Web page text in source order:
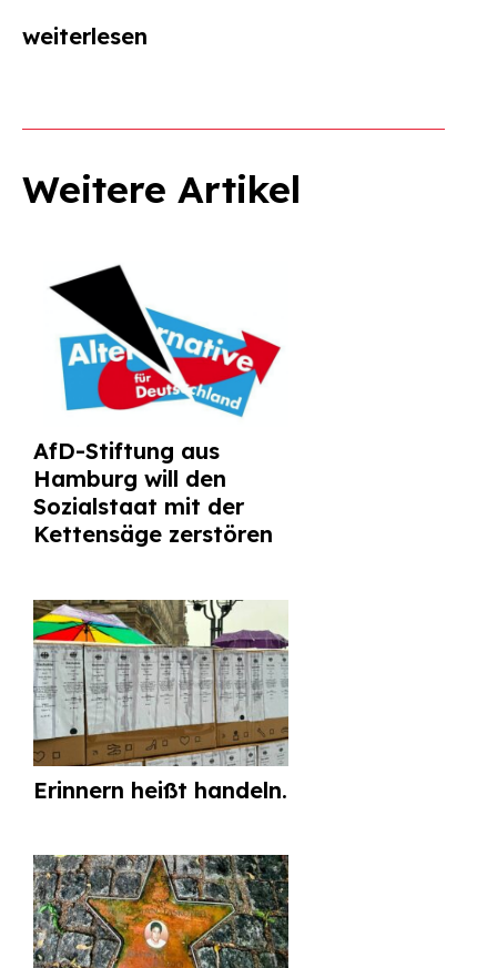
weiterlesen
Weitere Artikel
AfD-Stiftung aus
Hamburg will den
Sozialstaat mit der
Kettensäge zerstören
Erinnern heißt handeln.